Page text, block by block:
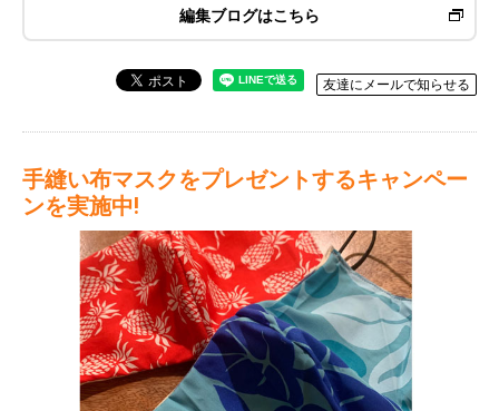
編集ブログはこちら
友達にメールで知らせる
手縫い布マスクをプレゼントするキャンペー
ンを実施中!